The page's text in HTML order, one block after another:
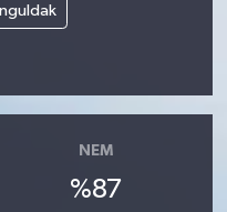
NEM
%87